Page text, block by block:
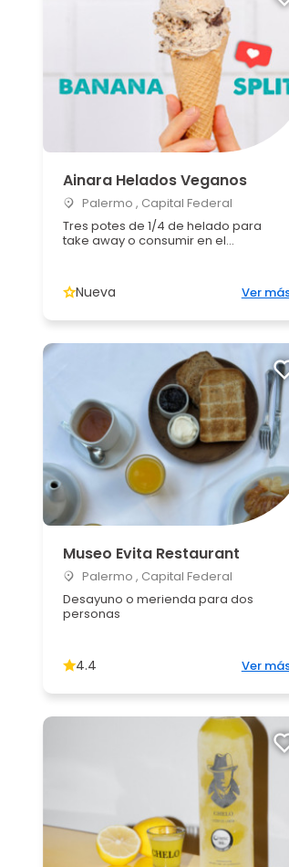
Ainara Helados Veganos
Palermo , Capital Federal
Tres potes de 1/4 de helado para
take away o consumir en el...
Nueva Ver
Museo Evita Restaurant
Palermo , Capital Federal
Desayuno o merienda para dos
personas
4.4 Ver